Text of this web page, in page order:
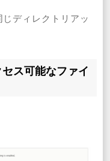
ディレクトリアッ
ス可能なファイ